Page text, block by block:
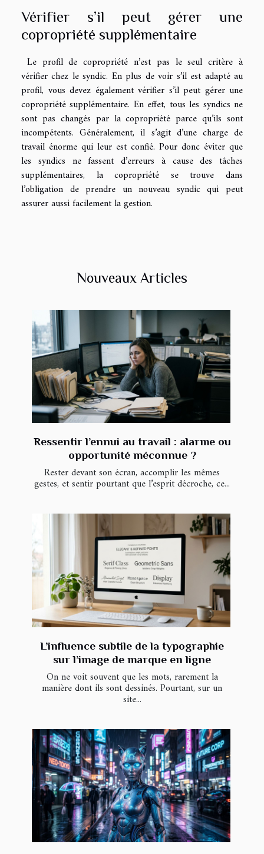
Vérifier s’il peut gérer une
copropriété supplémentaire
Le profil de copropriété n’est pas le seul critère à
vérifier chez le syndic. En plus de voir s’il est adapté au
profil, vous devez également vérifier s’il peut gérer une
copropriété supplémentaire. En effet, tous les syndics ne
sont pas changés par la copropriété parce qu’ils sont
incompétents. Généralement, il s’agit d’une charge de
travail énorme qui leur est confié. Pour donc éviter que
les syndics ne fassent d’erreurs à cause des tâches
supplémentaires, la copropriété se trouve dans
l’obligation de prendre un nouveau syndic qui peut
assurer aussi facilement la gestion.
Nouveaux Articles
Ressentir l’ennui au travail : alarme ou
opportunité méconnue ?
Rester devant son écran, accomplir les mêmes
gestes, et sentir pourtant que l’esprit décroche, ce...
L’influence subtile de la typographie
sur l’image de marque en ligne
On ne voit souvent que les mots, rarement la
manière dont ils sont dessinés. Pourtant, sur un
site...